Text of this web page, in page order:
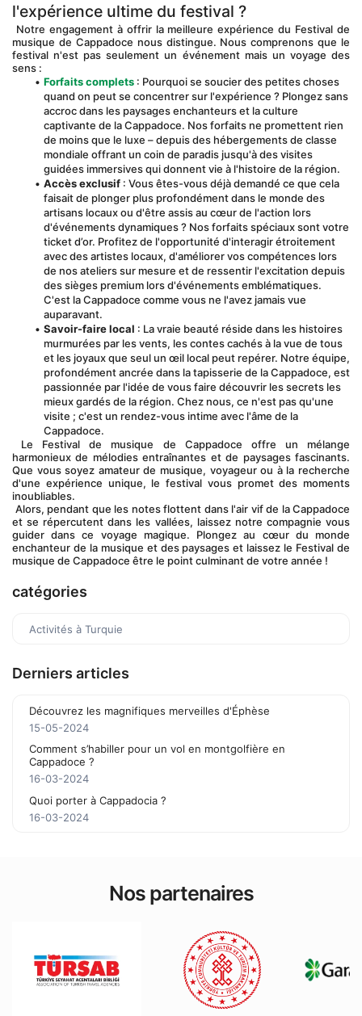
l'expérience ultime du festival ?
musique de Cappadoce nous distingue. Nous comprenons que le
festival n'est pas seulement un événement mais un voyage des
sens :
Forfaits complets : Pourquoi se soucier des petites choses
quand on peut se concentrer sur l'expérience ? Plongez sans
accroc dans les paysages enchanteurs et la culture
captivante de la Cappadoce. Nos forfaits ne promettent rien
de moins que le luxe – depuis des hébergements de classe
mondiale offrant un coin de paradis jusqu'à des visites
guidées immersives qui donnent vie à l'histoire de la région.
Accès exclusif : Vous êtes-vous déjà demandé ce que cela
faisait de plonger plus profondément dans le monde des
artisans locaux ou d'être assis au cœur de l'action lors
d'événements dynamiques ? Nos forfaits spéciaux sont votre
ticket d’or. Profitez de l'opportunité d'interagir étroitement
avec des artistes locaux, d'améliorer vos compétences lors
de nos ateliers sur mesure et de ressentir l'excitation depuis
des sièges premium lors d'événements emblématiques.
C'est la Cappadoce comme vous ne l'avez jamais vue
auparavant.
Savoir-faire local : La vraie beauté réside dans les histoires
murmurées par les vents, les contes cachés à la vue de tous
et les joyaux que seul un œil local peut repérer. Notre équipe,
profondément ancrée dans la tapisserie de la Cappadoce, est
passionnée par l'idée de vous faire découvrir les secrets les
mieux gardés de la région. Chez nous, ce n'est pas qu'une
visite ; c'est un rendez-vous intime avec l'âme de la
Cappadoce.
harmonieux de mélodies entraînantes et de paysages fascinants.
Que vous soyez amateur de musique, voyageur ou à la recherche
d'une expérience unique, le festival vous promet des moments
inoubliables.
et se répercutent dans les vallées, laissez notre compagnie vous
guider dans ce voyage magique. Plongez au cœur du monde
enchanteur de la musique et des paysages et laissez le Festival de
musique de Cappadoce être le point culminant de votre année !
catégories
Activités à Turquie
Derniers articles
Découvrez les magnifiques merveilles d'Éphèse
15-05-2024
Comment s’habiller pour un vol en montgolfière en
Cappadoce ?
16-03-2024
Quoi porter à Cappadocia ?
16-03-2024
Nos partenaires